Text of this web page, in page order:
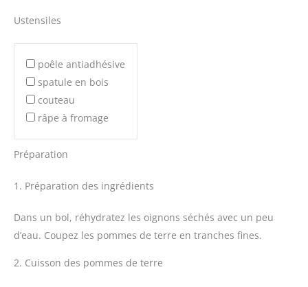
Ustensiles
poêle antiadhésive
spatule en bois
couteau
râpe à fromage
Préparation
1. Préparation des ingrédients
Dans un bol, réhydratez les oignons séchés avec un peu
d’eau. Coupez les pommes de terre en tranches fines.
2. Cuisson des pommes de terre